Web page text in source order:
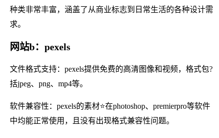
种类非常丰富，涵盖了从商业标志到日常生活的各种设计需
求。
网站b：pexels
文件格式支持：pexels提供免费的高清图像和视频，格式包?
括jpeg、png、mp4等。
软件兼容性：pexels的素材⭐在photoshop、premierpro等软件
中均能正常使用，且没有出现格式兼容性问题。